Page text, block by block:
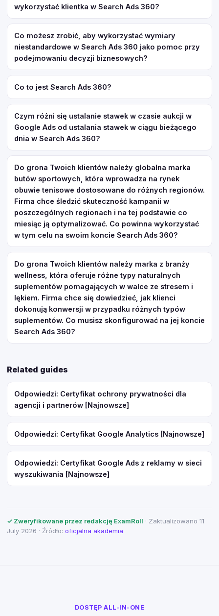
wykorzystać klientka w Search Ads 360?
Co możesz zrobić, aby wykorzystać wymiary
niestandardowe w Search Ads 360 jako pomoc przy
podejmowaniu decyzji biznesowych?
Co to jest Search Ads 360?
Czym różni się ustalanie stawek w czasie aukcji w
Google Ads od ustalania stawek w ciągu bieżącego
dnia w Search Ads 360?
Do grona Twoich klientów należy globalna marka
butów sportowych, która wprowadza na rynek
obuwie tenisowe dostosowane do różnych regionów.
Firma chce śledzić skuteczność kampanii w
poszczególnych regionach i na tej podstawie co
miesiąc ją optymalizować. Co powinna wykorzystać
w tym celu na swoim koncie Search Ads 360?
Do grona Twoich klientów należy marka z branży
wellness, która oferuje różne typy naturalnych
suplementów pomagających w walce ze stresem i
lękiem. Firma chce się dowiedzieć, jak klienci
dokonują konwersji w przypadku różnych typów
suplementów. Co musisz skonfigurować na jej koncie
Search Ads 360?
Related guides
Odpowiedzi: Certyfikat ochrony prywatności dla
agencji i partnerów [Najnowsze]
Odpowiedzi: Certyfikat Google Analytics [Najnowsze]
Odpowiedzi: Certyfikat Google Ads z reklamy w sieci
wyszukiwania [Najnowsze]
✓ Zweryfikowane przez redakcję ExamRoll · Zaktualizowano 11
July 2026 · Źródło: oficjalna akademia
DOSTĘP ALL-IN-ONE